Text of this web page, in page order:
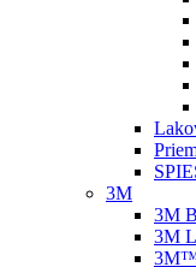
3M
3M
3M
3M™